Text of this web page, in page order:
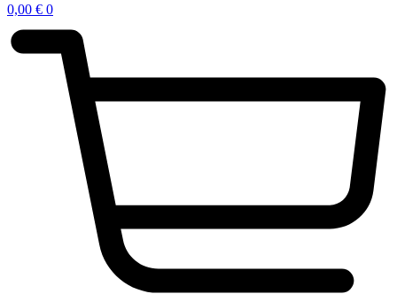
0,00 € 0